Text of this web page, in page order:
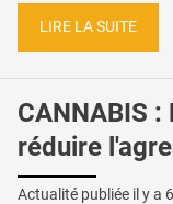
LIRE LA SUITE
CANNABIS
réduire
Actualité publiée il y a